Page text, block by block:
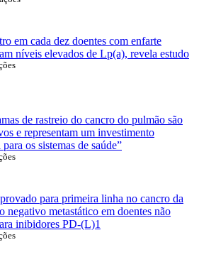
em cada dez doentes com enfarte
níveis elevados de Lp(a), revela estudo
de rastreio do cancro do pulmão são
e representam um investimento
os sistemas de saúde”
para primeira linha no cancro da
negativo metastático em doentes não
inibidores PD-(L)1